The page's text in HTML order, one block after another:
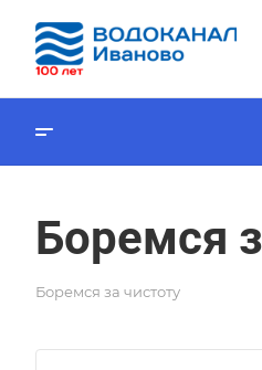
Боремся
Боремся за чистоту